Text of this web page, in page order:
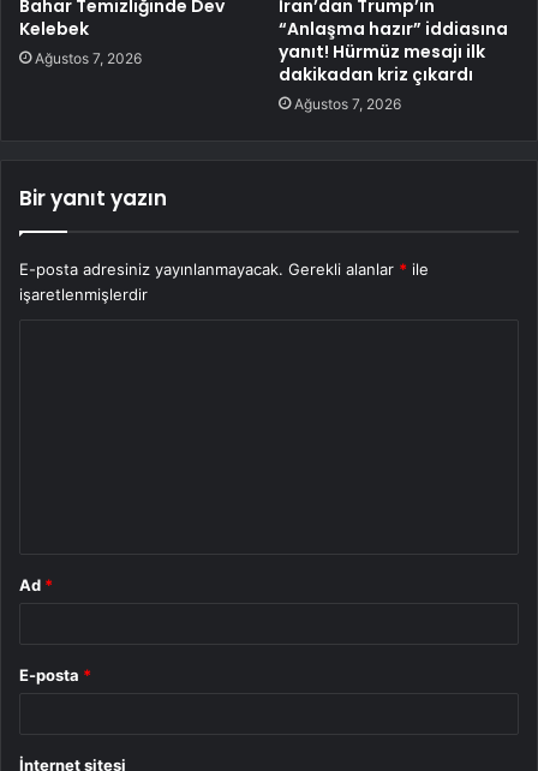
Bahar Temizliğinde Dev
Kelebek
Ağustos 7, 2026
İran’dan Trump’ın
“Anlaşma hazır” iddiasına
yanıt! Hürmüz mesajı ilk
dakikadan kriz çıkardı
Ağustos 7, 2026
Bir yanıt yazın
E-posta adresiniz yayınlanmayacak. Gerekli alanlar * ile
işaretlenmişlerdir
Ad *
E-posta *
İnternet sitesi